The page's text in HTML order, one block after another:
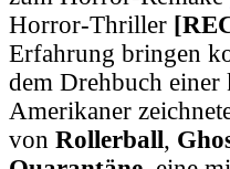
Horror-Thriller
Erfahrung bringen
dem Drehbuch einer
Amerikaner
von Rollerball,